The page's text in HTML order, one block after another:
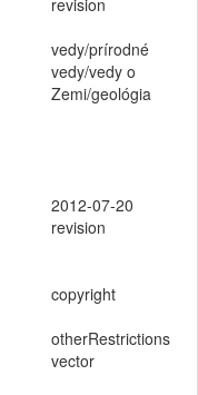
revision
vedy/prírodné
vedy/vedy o
Zemi/geológia
2012-07-20
revision
copyright
otherRestrictions
vector